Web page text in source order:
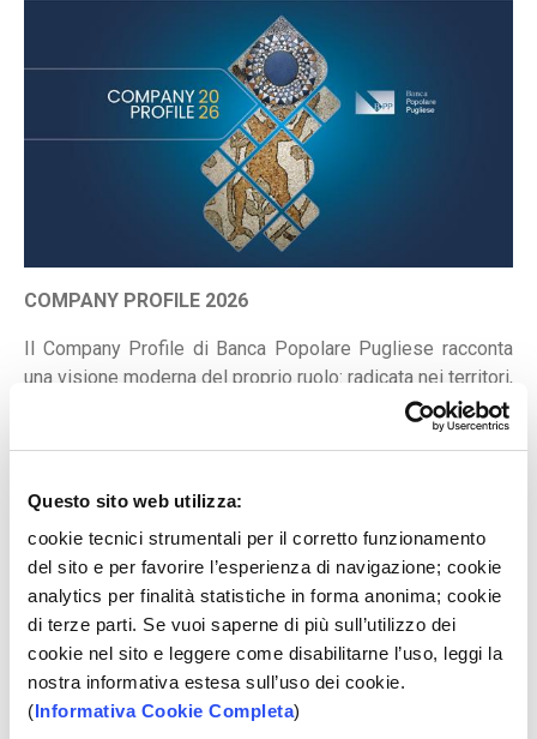
Questo sito web utilizza:
cookie tecnici strumentali per il corretto funzionamento
del sito e per favorire l’esperienza di navigazione; cookie
analytics per finalità statistiche in forma anonima; cookie
di terze parti. Se vuoi saperne di più sull’utilizzo dei
cookie nel sito e leggere come disabilitarne l’uso, leggi la
nostra informativa estesa sull’uso dei cookie.
(Informativa Cookie Completa)
COMPANY PROFILE 2026
Il Company Profile di Banca Popolare Pugliese racconta
una visione moderna del proprio ruolo: radicata nei territori,
vicina alle persone e pronta a interpretare le
performance economiche compongono il racconto di una
comunità in cui opera.
Una Banca che investe nell’innovazione dei servizi,
sostiene famiglie e imprese, promuove inclusione,
attenzione all’ambiente e sviluppo responsabile,
contribuendo a creare valore condiviso e nuove
opportunità per il futuro.